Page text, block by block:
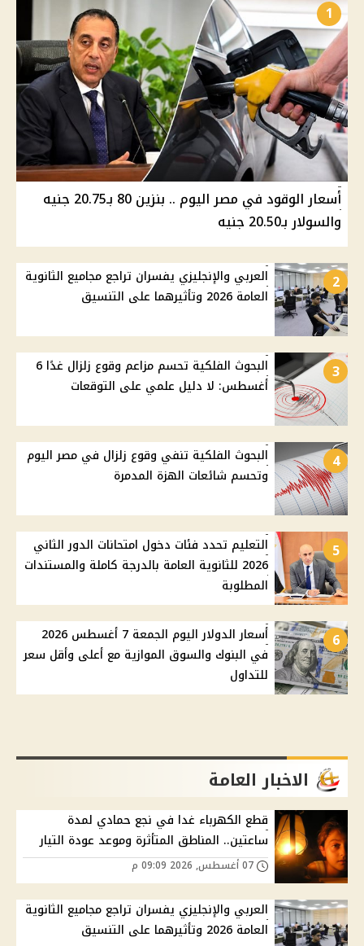
1
أسعار الوقود في مصر اليوم .. بنزين 80 بـ20.75 جنيه
والسولار بـ20.50 جنيه
2
العربي والإنجليزي يفسران تراجع مجاميع الثانوية
العامة 2026 وتأثيرهما على التنسيق
3
البحوث الفلكية تحسم مزاعم وقوع زلزال غدًا 6
أغسطس: لا دليل علمي على التوقعات
4
البحوث الفلكية تنفي وقوع زلزال في مصر اليوم
وتحسم شائعات الهزة المدمرة
5
التعليم تحدد فئات دخول امتحانات الدور الثاني
2026 للثانوية العامة بالدرجة كاملة والمستندات
المطلوبة
6
أسعار الدولار اليوم الجمعة 7 أغسطس 2026
في البنوك والسوق الموازية مع أعلى وأقل سعر
للتداول
الاخبار العامة
قطع الكهرباء غدا في نجع حمادي لمدة
ساعتين.. المناطق المتأثرة وموعد عودة التيار
العربي والإنجليزي يفسران تراجع مجاميع الثانوية
العامة 2026 وتأثيرهما على التنسيق